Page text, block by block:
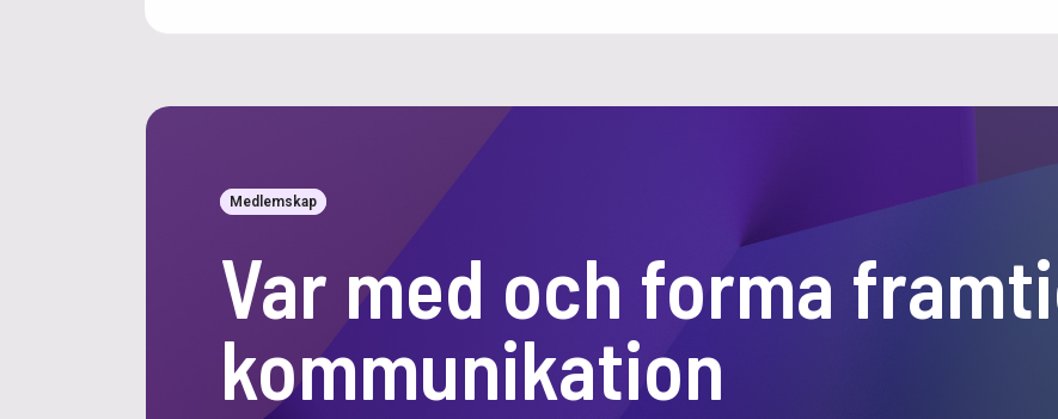
Medlemskap
Var med och forma
kommunikation